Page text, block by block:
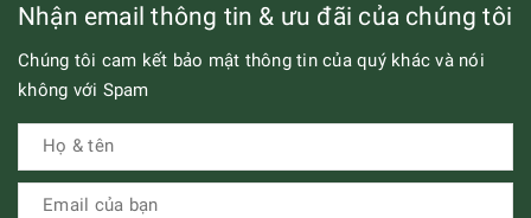
Nhận email thông tin & ưu đãi của chúng tôi
Chúng tôi cam kết bảo mật thông tin của quý khác và nói
không với Spam